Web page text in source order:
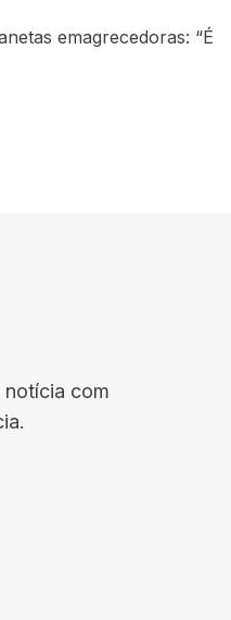
emagrecedoras: “É
notícia com